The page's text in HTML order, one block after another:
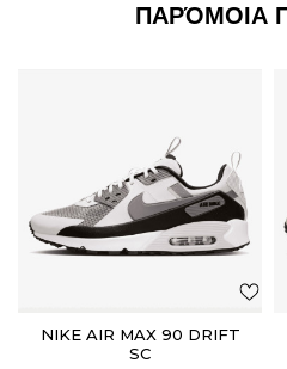
ΠΑΡΌΜΟΙΑ
NIKE AIR MAX 90 DRIFT
SC